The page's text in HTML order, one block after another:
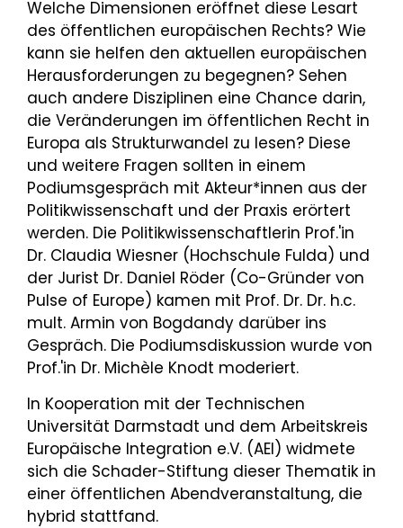
Welche Dimensionen eröffnet diese Lesart
des öffentlichen europäischen Rechts? Wie
kann sie helfen den aktuellen europäischen
Herausforderungen zu begegnen? Sehen
auch andere Disziplinen eine Chance darin,
die Veränderungen im öffentlichen Recht in
Europa als Strukturwandel zu lesen? Diese
und weitere Fragen sollten in einem
Podiumsgespräch mit Akteur*innen aus der
Politikwissenschaft und der Praxis erörtert
werden. Die Politikwissenschaftlerin Prof.'in
Dr. Claudia Wiesner (Hochschule Fulda) und
der Jurist Dr. Daniel Röder (Co-Gründer von
Pulse of Europe) kamen mit Prof. Dr. Dr. h.c.
mult. Armin von Bogdandy darüber ins
Gespräch. Die Podiumsdiskussion wurde von
Prof.'in Dr. Michèle Knodt moderiert.
In Kooperation mit der Technischen
Universität Darmstadt und dem Arbeitskreis
Europäische Integration e.V. (AEI) widmete
sich die Schader-Stiftung dieser Thematik in
einer öffentlichen Abendveranstaltung, die
hybrid stattfand.